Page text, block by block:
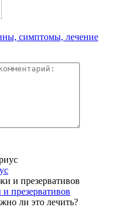
симптомы, лечение
презервативов